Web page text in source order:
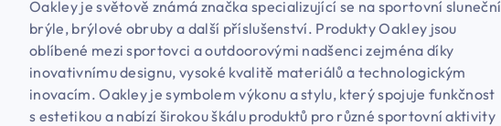
Oakley je světově známá značka specializující se na sportovní sluneční
brýle, brýlové obruby a další příslušenství. Produkty Oakley jsou
oblíbené mezi sportovci a outdoorovými nadšenci zejména díky
inovativnímu designu, vysoké kvalitě materiálů a technologickým
inovacím. Oakley je symbolem výkonu a stylu, který spojuje funkčnost
s estetikou a nabízí širokou škálu produktů pro různé sportovní aktivity